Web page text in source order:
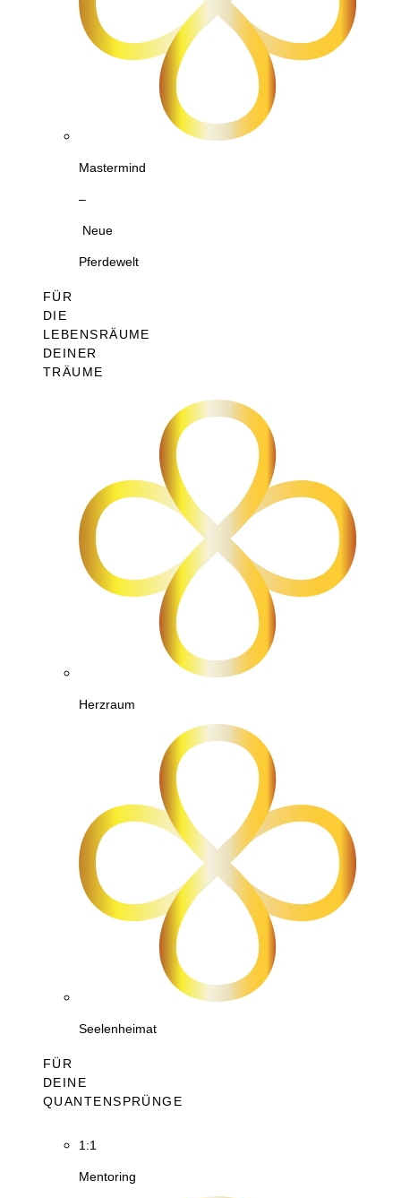
Mastermind
–
Neue
Pferdewelt
FÜR
DIE
LEBENSRÄUME
DEINER
TRÄUME
Herzraum
Seelenheimat
FÜR
DEINE
QUANTENSPRÜNGE
1:1
Mentoring